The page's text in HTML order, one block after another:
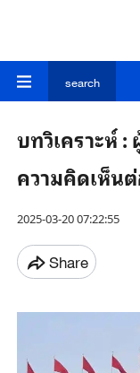
search
บทวิเคราะห์ :
ความคิดเห็น
2025-03-20 07:22:55
Share